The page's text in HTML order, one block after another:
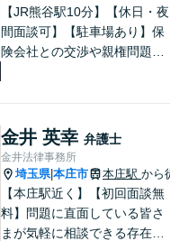
【JR熊谷駅10分】【休日・夜
間面談可】【駐車場あり】保
険会社との交渉や親権問題、
が高い」と感じる方も、まず
はお気持ちをお聞かせくださ
い。
金井 英幸 弁護士
金井法律事務所
埼玉県|本庄市 本庄駅 から
【本庄駅近く】【初回面談無
料】問題に直面している皆さ
まが気軽に相談できる存在に